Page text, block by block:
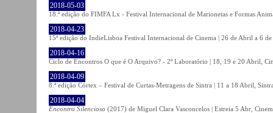
2018-05-03
18.ª edição do FIMFA Lx - Festival Internacional de Marionetas e Formas
2018-04-23
15ª edição do IndieLisboa Festival Internacional de Cinema | 26 de Abril a 6
2018-04-16
Ciclo de Encontros O que é O Arquivo? - 2º Laboratório | 18, 19 e 20 Abril,
2018-04-09
8.ª edição Córtex – Festival de Curtas-Metragens de Sintra | 11 a 18 Abril,
2018-04-04
Encontro Silencioso (2017) de Miguel Clara Vasconcelos | Estreia 5 Abr,